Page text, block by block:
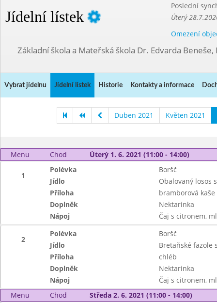
Jídelní lístek
Poslední
Úterý
Omezení
Základní škola a Mateřská škola Dr. Edvarda Beneše,
Vybrat jídelnu Jídelní lístek Historie Kontakty a informace
Duben 2021 Květen 2021
Menu Chod Úterý 1. 6. 2021 (11:00 - 14:00)
1
Polévka
Boršč
Jídlo
Obalovaný losos
Příloha
bramborová kaše
Doplněk
Nektarinka
Nápoj
Čaj s citronem,
2
Polévka
Boršč
Jídlo
Bretaňské fazole
Příloha
chléb
Doplněk
Nektarinka
Nápoj
Čaj s citronem,
Menu
Chod Středa 2. 6. 2021 (11:00 - 14:00)